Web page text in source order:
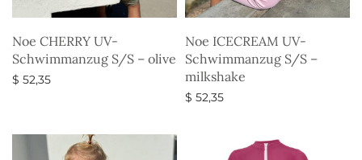
Noe CHERRY UV-
Schwimmanzug S/S – olive
$ 52,35
Noe ICECREAM UV-
Schwimmanzug S/S –
milkshake
$ 52,35